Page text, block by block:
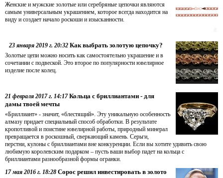
Женские и мужские золотые или серебряные цепочки являются
самым универсальным украшением, которое всегда находится на
виду и создает начало роскоши и изысканности.
23 января 2019 г. 20:32 Как выбрать золотую цепочку?
Золотые цепи можно носить как самостоятельно украшение и в
сочетании с подвеской. Это второе по популярности ювелирное
изделие после колец.
21 февраля 2017 г. 14:17 Кольца с бриллиантами - для
дамы твоей мечты
«Бриллиант» - значит, «блестящий». Эту уникальную особенность
алмазу придает специальный способ обработки. В результате
кропотливой и поистине ювелирной работы, природный минерал
превращается в роскошный, сверкающий камень. Серьги,
перстни, кулоны с бриллиантами вне конкуренции. Если вы хотите удивить свою
любимую королевским подарком – пусть ваши выбор падет на кольца с
бриллиантами разнообразной формы огранки.
17 мая 2016 г. 18:28 Сорос решил инвестировать в золото